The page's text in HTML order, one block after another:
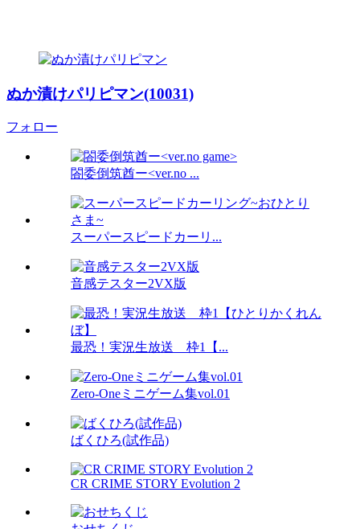
ぬか漬けパリピマン(10031)
フォロー
閤委倒筑酋ー<ver.no ...
スーパースピードカーリ...
音感テスター2VX版
最恐！実況生放送 枠1【...
Zero-Oneミニゲーム集vol.01
ばくひろ(試作品)
CR CRIME STORY Evolution 2